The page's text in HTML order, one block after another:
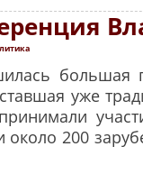
большая
уже
около 200